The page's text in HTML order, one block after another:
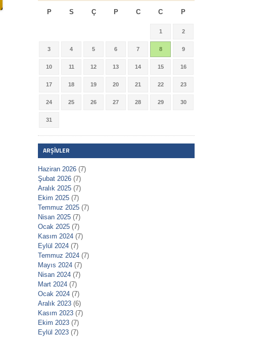
P S Ç P C C P
1 2
3 4 5 6 7 8 9
10 11 12 13 14 15 16
17 18 19 20 21 22 23
24 25 26 27 28 29 30
31
ARŞIVLER
Haziran 2026 (7)
Şubat 2026 (7)
Aralık 2025 (7)
Ekim 2025 (7)
Temmuz 2025 (7)
Nisan 2025 (7)
Ocak 2025 (7)
Kasım 2024 (7)
Eylül 2024 (7)
Temmuz 2024 (7)
Mayıs 2024 (7)
Nisan 2024 (7)
Mart 2024 (7)
Ocak 2024 (7)
Aralık 2023 (6)
Kasım 2023 (7)
Ekim 2023 (7)
Eylül 2023 (7)